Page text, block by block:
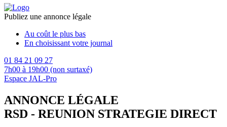
Publiez une annonce légale
Au coût le plus bas
En choisissant votre journal
01 84 21 09 27
7h00 à 19h00 (non surtaxé)
Espace JAL-Pro
ANNONCE LÉGALE
RSD - REUNION STRATEGIE DIRECT